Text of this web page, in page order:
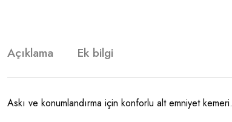
Açıklama Ek bilgi
Askı ve konumlandırma için konforlu alt emniyet kemeri.